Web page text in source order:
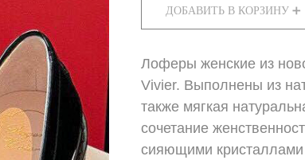
ДОБАВИТЬ В КОРЗИНУ ➕
Лоферы женские из
Vivier. Выполнены из
также мягкая
сочетание
сияющими кристаллами